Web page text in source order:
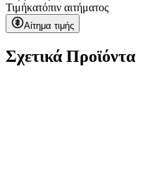
Τιμήκατόπιν αιτήματος
Αίτημα τιμής
Σχετικά Προϊόντα